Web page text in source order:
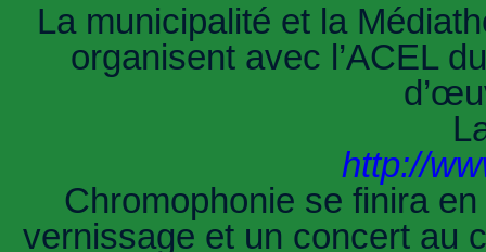
La municipalité et la
organisent avec l’ACEL
http://
Chromophonie se finira
vernissage et un concert au